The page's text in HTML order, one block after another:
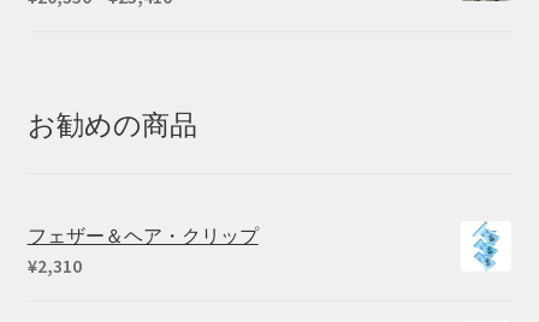
–
¥25,410
お勧めの商品
フェザー＆ヘア・クリップ
¥2,310